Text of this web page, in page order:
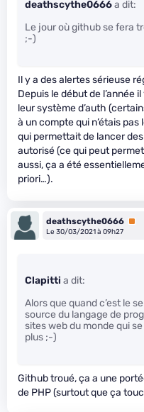
deathscythe0666a dit:
Le jour où github se fera
;-)
Il y a des alertes sérieuse
Depuis le début de l’année
leur système d’auth
à un compte qui n’étais
qui permettait de lancer
autorisé (ce qui peut
aussi, ça a été
priori…).
deathscythe0666
Le 30/03/2021 à 09h27
Clapitti a dit:
Alors que quand c’est le
source du langage de
sites web du monde qui
plus ;-)
Github troué, ça a une
de PHP (surtout que ça